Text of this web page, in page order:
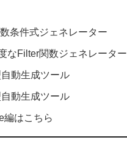
条件式ジェネレーター
なFilter関数ジェネレーター
動生成ツール
動生成ツール
編はこちら